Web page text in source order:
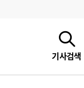
기사검색